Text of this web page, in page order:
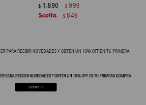
$1.890 $ 999
$ 849
PARA RECIBIR NOVEDADES Y OBTÉN UN 10% OFF EN TU PRIMERA